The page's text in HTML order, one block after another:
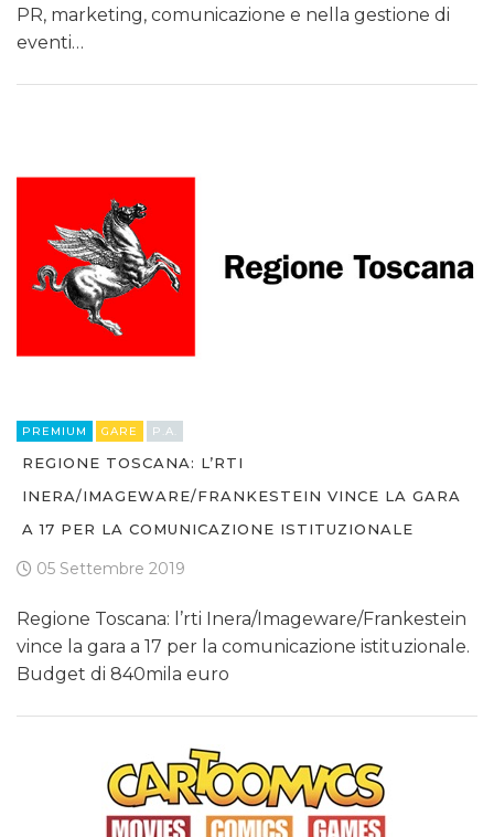
PR, marketing, comunicazione e nella gestione di
eventi…
PREMIUM GARE P.A.
REGIONE TOSCANA: L’RTI
INERA/IMAGEWARE/FRANKESTEIN VINCE LA GARA
A 17 PER LA COMUNICAZIONE ISTITUZIONALE
05 Settembre 2019
Regione Toscana: l’rti Inera/Imageware/Frankestein
vince la gara a 17 per la comunicazione istituzionale.
Budget di 840mila euro